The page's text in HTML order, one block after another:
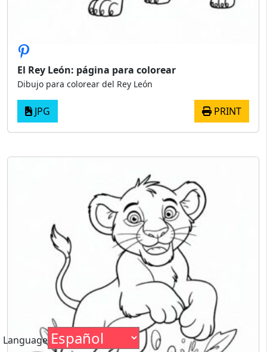
El Rey León: página para colorear
Dibujo para colorear del Rey León
JPG PRINT
Language